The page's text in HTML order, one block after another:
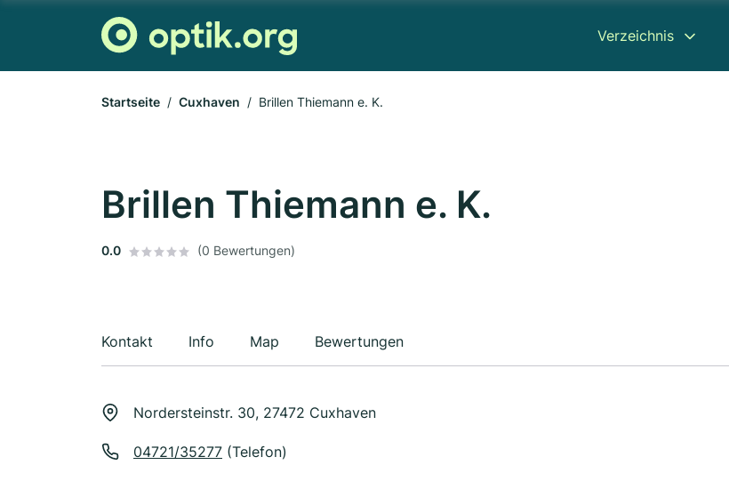
Verzeichnis
Startseite Cuxhaven Brillen Thiemann e. K.
Brillen Thiemann e. K.
0.0 (0 Bewertungen)
Kontakt Info Map Bewertungen
Nordersteinstr. 30, 27472 Cuxhaven
04721/35277 (Telefon)